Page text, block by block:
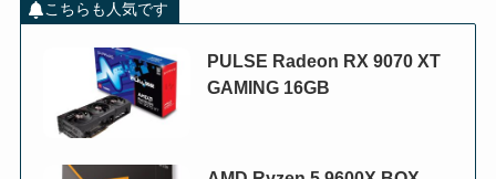
こちらも人気です
PULSE Radeon RX 9070 XT
GAMING 16GB